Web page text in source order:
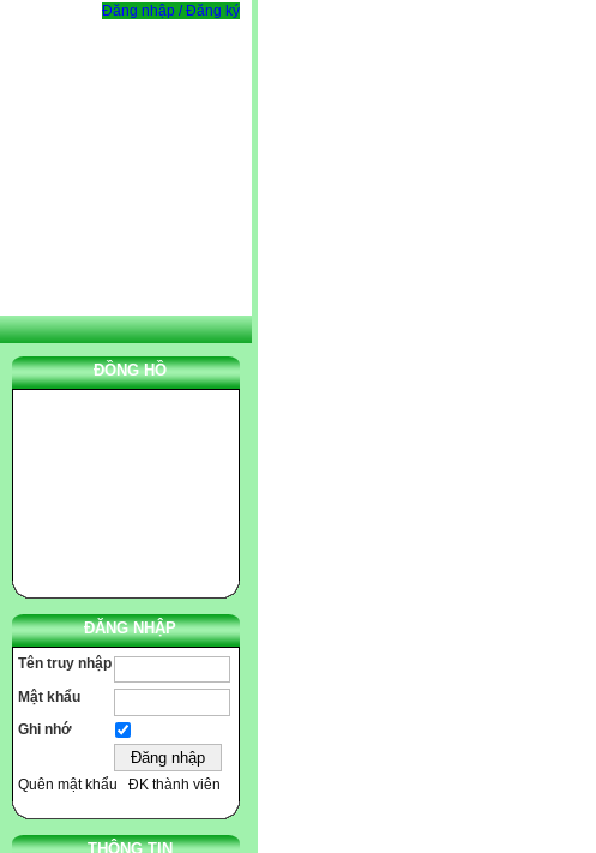
Đăng nhập / Đăng ký
ĐỒNG HỒ
ĐĂNG NHẬP
Tên truy nhập
Mật khẩu
Ghi nhớ
Quên mật khẩu ĐK thành viên
THÔNG TIN